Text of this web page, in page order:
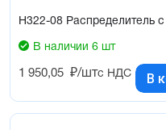
H322-08 Распределитель с
В наличии 6 шт
1 950,05 ₽/штс НДС В